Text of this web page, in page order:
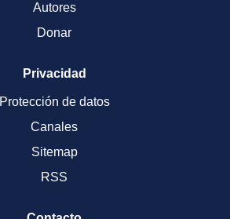
Autores
Donar
Privacidad
Protección de datos
Canales
Sitemap
RSS